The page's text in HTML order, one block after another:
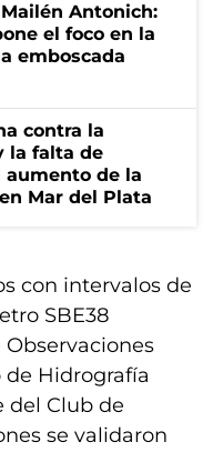
Antonich:
el foco en la
emboscada
contra la
la falta de
aumento de la
Mar del Plata
con intervalos de
SBE38
de Hidrografía
del Club de
se validaron